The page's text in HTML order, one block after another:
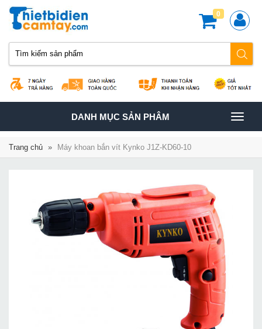
0
TOGGLE
NAVIGATION
DANH MỤC SẢN PHÂM
Trang chủ » Máy khoan bắn vít Kynko J1Z-KD60-10